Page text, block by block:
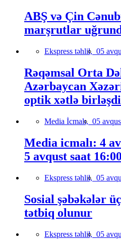
ABŞ və Çin
marşrutlar
Ekspress təhlil, 05
Rəqəmsal Orta
Azərbaycan
optik xətlə
Media İcmalı, 05
Media icmalı: 4
5 avqust saat
Ekspress təhlil, 05
Sosial şəbəkələr
tətbiq olunur
Ekspress təhlil, 05